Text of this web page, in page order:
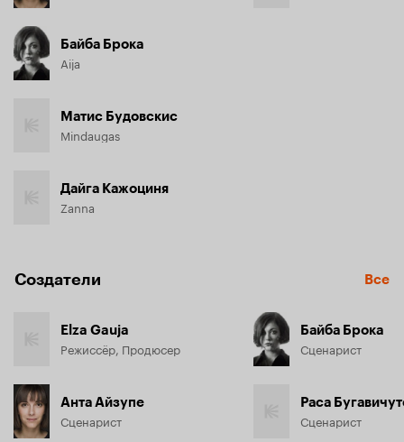
Байба Брока
Aija
Матис Будовскис
Mindaugas
Дайга Кажоциня
Zanna
Создатели Все
Elza Gauja
Режиссёр, Продюсер
Анта Айзупе
Сценарист
Байба Брока
Сценарист
Раса
Сценарист